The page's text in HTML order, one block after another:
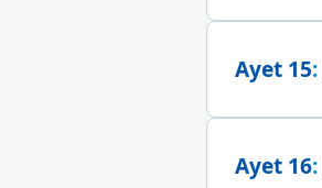
Ayet 15:
Ayet 16: